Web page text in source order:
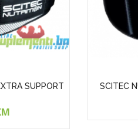
SUPPORT
SCITEC